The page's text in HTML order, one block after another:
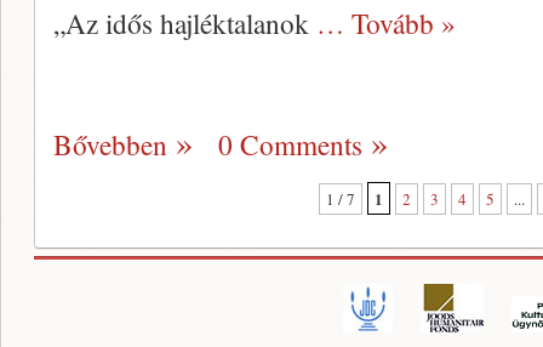
„Az idős hajléktalanok … Tovább »
Bővebben 0 Comments
1 / 7 1 2 3 4 5 ...